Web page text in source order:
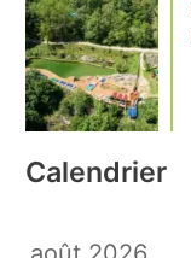
Calendrier